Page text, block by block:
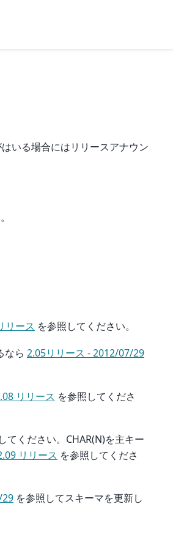
いる場合にはリリースアナウン
リース を参照してください。
なら 2.05リリース - 2012/07/29
リリース を参照してくださ
てください。CHAR(N)を主キー
リリース を参照してくださ
29 を参照してスキーマを更新し